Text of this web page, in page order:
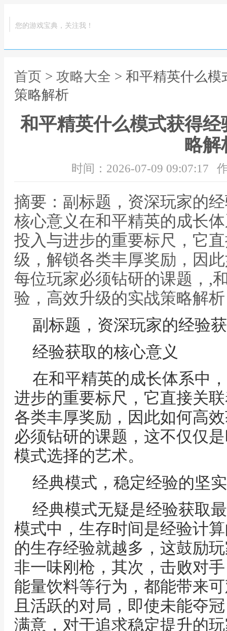
您的游戏宝典，关注我！
首页 > 攻略大全 > 和平精英什么
策略解析
和平精英什么模式获得
略解
时间：2026-07-09 09:07:17
摘要：副标题，资深玩家的
核心意义在和平精英的成长
投入与进步的重要标尺，它
级，解锁各类丰厚奖励，因
每位玩家必须钻研的课题，,
验，高效升级的实战策略解析
副标题，资深玩家的经验
经验获取的核心意义
在和平精英的成长体系中
进步的重要标尺，它直接关
各类丰厚奖励，因此如何高
必须钻研的课题，这不仅仅
模式选择的艺术。
经典模式，稳定经验的坚
经典模式无疑是经验获取
模式中，生存时间是经验计
的生存经验就越多，这鼓励
非一味刚枪，其次，击败对
能量饮料等行为，都能带来
且活跃的对局，即使未能夺
满意，对于追求稳定提升的